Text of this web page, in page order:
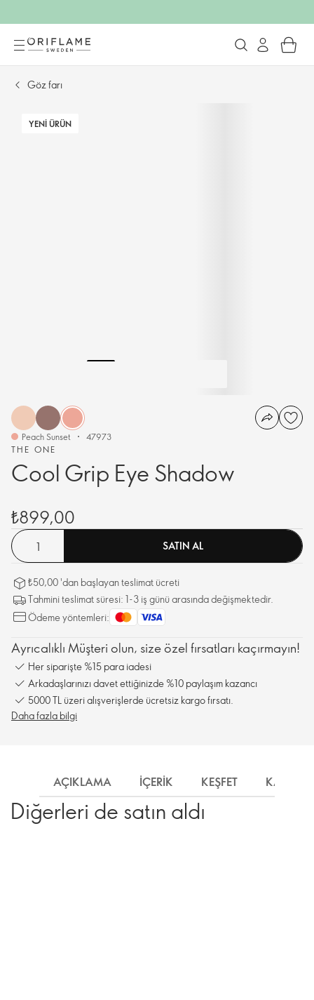
Göz farı
YENI ÜRÜN
THE ONE
Cool Grip Eye Shadow
Peach Sunset 47973
₺899,00
SATIN AL
₺50,00 'dan başlayan teslimat ücreti
Tahmini teslimat süresi: 1-3 iş günü arasında değişmektedir.
Ödeme yöntemleri:
Ayrıcalıklı Müşteri olun, size özel fırsatları kaçırmayın!
Her siparişte %15 para iadesi
Arkadaşlarınızı davet ettiğinizde %10 paylaşım kazancı
5000 TL üzeri alışverişlerde ücretsiz kargo fırsatı.
Daha fazla bilgi
AÇIKLAMA İÇERIK KEŞFET KARGO
Diğerleri de satın aldı